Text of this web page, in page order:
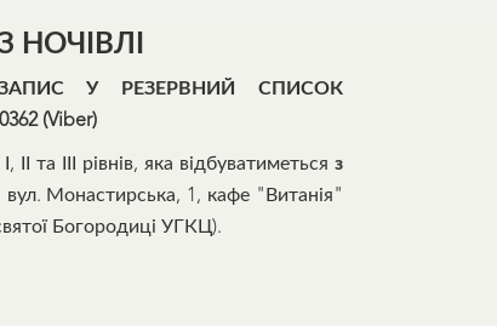
НОЧІВЛІ
У РЕЗЕРВНИЙ СПИСОК
(Viber)
ІІ та ІІІ рівнів, яка відбуватиметьсяз
Монастирська, 1, кафе "Витанія"
Богородиці УГКЦ).